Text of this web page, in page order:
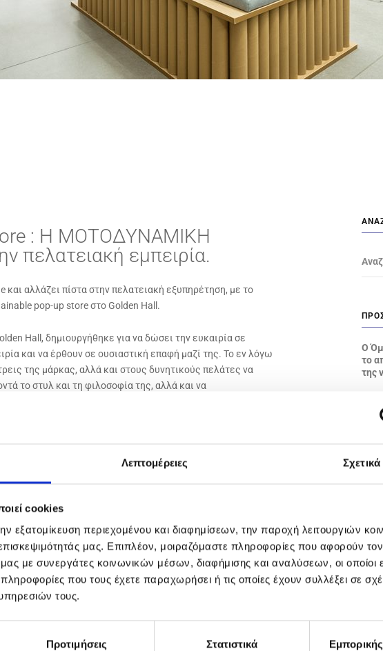
Λεπτομέρειες Σχετικά
cookies
εξατομίκευση περιεχομένου και διαφημίσεων, την παροχή λειτουργιών
μας. Επιπλέον, μοιραζόμαστε πληροφορίες που αφορούν
μας με συνεργάτες κοινωνικών μέσων, διαφήμισης και αναλύσεων, οι οποίοι
που τους έχετε παραχωρήσει ή τις οποίες έχουν συλλέξει σε
τους.
Προτιμήσεις Στατιστικά
: Η ΜΟΤΟΔΥΝΑΜΙΚΗ
πελατειακή εμπειρία.
αλλάζει πίστα στην πελατειακή εξυπηρέτηση, με το
pop-up store στο Golden Hall.
Hall, δημιουργήθηκε για να δώσει την ευκαιρία σε
και να έρθουν σε ουσιαστική επαφή μαζί της. Το εν λόγω
της μάρκας, αλλά και στους δυνητικούς πελάτες να
το στυλ και τη φιλοσοφία της, αλλά και να
που στρατηγικά αναβαθμίζει την πελατειακή
ενός ιδανικού περιβάλλοντος για τους επισκέπτες,
που είναι συνώνυμο με τη σπορ οδήγηση και την
χρονιά για την Porsche στην Ελλάδα, καθώς η
και στα 3 Porsche Centers που υπάρχουν στη χώρα.
Glyfada και στο Porsche Center Thessaloniki, ενώ στο
ανακαίνιση του Porsche Center Athens, στη Μεταμόρφωση.
τα διεθνή πρότυπα, όπου ο πελάτης θα βιώνει την εμπειρία
με το τμήμα πωλήσεων είτε με τις υπηρεσίες after-
του και ακόμη παραπέρα, σε μια “ιερή” σχέση που
Ο
το
της
Το
Ο
Ο